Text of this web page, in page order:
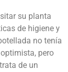
su planta
de higiene y
no tenía
pero
de un